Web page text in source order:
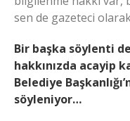
sen de gazeteci
Bir başka söylenti
hakkınızda acayip
Belediye
söyleniyor…